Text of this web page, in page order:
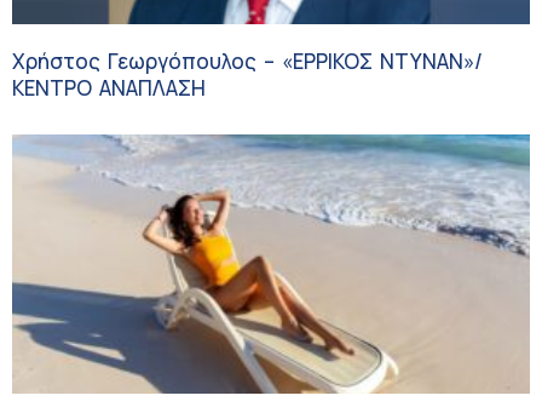
Χρήστος Γεωργόπουλος – «ΕΡΡΙΚΟΣ ΝΤΥΝΑΝ»/
ΚΕΝΤΡΟ ΑΝΑΠΛΑΣΗ